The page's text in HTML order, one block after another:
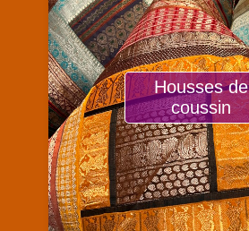
Housses de
coussin